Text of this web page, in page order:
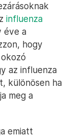
influenza
éve a
hogy
az influenza
különösen ha
meg a
emiatt